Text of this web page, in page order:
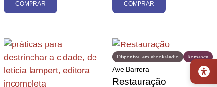
COMPRAR COMPRAR
Disponível em ebook/áudio Romance
Ave Barrera
Restauração